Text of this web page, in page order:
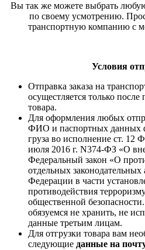
Вы так же можете выбрать
по своему усмотрению.
транспортную компанию с
Условия
Отправка заказа на
осущестляется только
товара.
Для оформления любых
ФИО и паспортных данных
груза во исполнение ст. 12
июля 2016 г. N374-ФЗ «О
Федеральный закон «О
отдельных законодательных
Федерации в части
противодействия
общественной
обязуемся не хранить, не
данные третьим лицам.
Для отгрузки товара вам
следующие данные на